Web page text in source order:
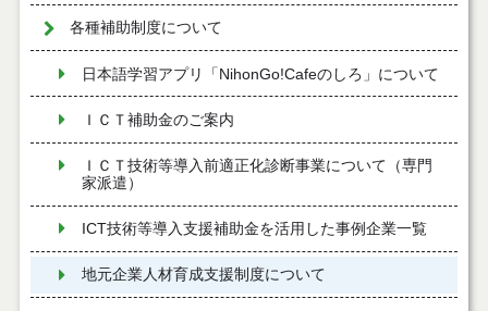
各種補助制度について
日本語学習アプリ「NihonGo!Cafeのしろ」について
ＩＣＴ補助金のご案内
ＩＣＴ技術等導入前適正化診断事業について（専門
家派遣）
ICT技術等導入支援補助金を活用した事例企業一覧
地元企業人材育成支援制度について